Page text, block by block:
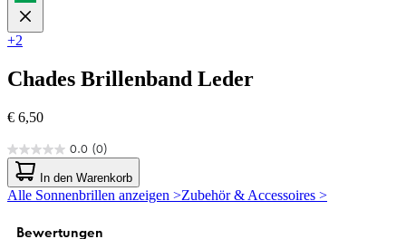
+2
Chades Brillenband Leder
€ 6,50
0.0 (0)
0.0
von
5
Sternen.
In den Warenkorb
Alle Sonnenbrillen anzeigen >Zubehör & Accessoires >